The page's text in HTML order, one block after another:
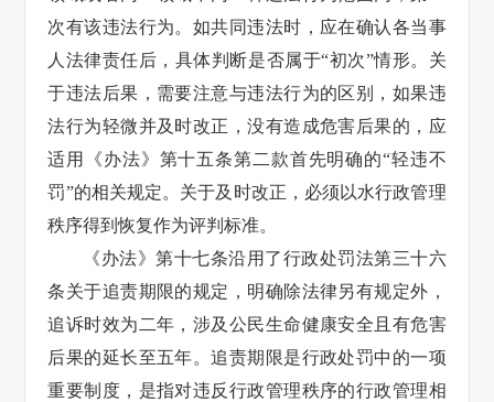
次有该违法行为。如共同违法时，应在确认各当事
人法律责任后，具体判断是否属于“初次”情形。关
于违法后果，需要注意与违法行为的区别，如果违
法行为轻微并及时改正，没有造成危害后果的，应
适用《办法》第十五条第二款首先明确的“轻违不
罚”的相关规定。关于及时改正，必须以水行政管理
秩序得到恢复作为评判标准。
《办法》第十七条沿用了行政处罚法第三十六
条关于追责期限的规定，明确除法律另有规定外，
追诉时效为二年，涉及公民生命健康安全且有危害
后果的延长至五年。追责期限是行政处罚中的一项
重要制度，是指对违反行政管理秩序的行政管理相